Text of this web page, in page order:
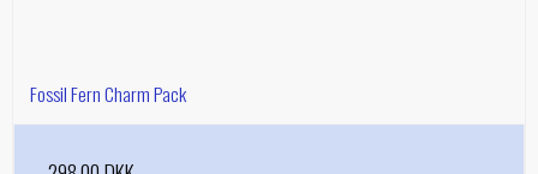
Fossil Fern Charm Pack